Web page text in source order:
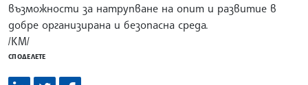
възможности за натрупване на опит и развитие в
добре организирана и безопасна среда.
/КМ/
СПОДЕЛЕТЕ